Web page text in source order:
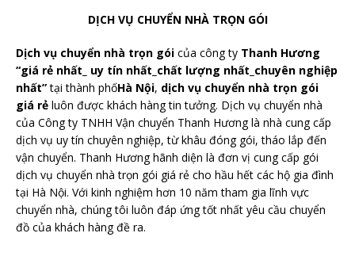
DỊCH VỤ CHUYỂN NHÀ TRỌN GÓI
Dịch vụ chuyển nhà trọn gói của công ty Thanh Hương
“giá rẻ nhất_ uy tín nhất_chất lượng nhất_chuyên nghiệp
nhất”tại thành phốHà Nội, dịch vụ chuyển nhà trọn gói
giá rẻ luôn được khách hàng tin tưởng. Dịch vụ chuyển nhà
của Công ty TNHH Vận chuyển Thanh Hương là nhà cung cấp
dịch vụ uy tín chuyên nghiệp, từ khâu đóng gói, tháo lắp đến
vận chuyển. Thanh Hương hãnh diện là đơn vị cung cấp gói
dịch vụ chuyển nhà trọn gói giá rẻ cho hầu hết các hộ gia đình
tại Hà Nội. Với kinh nghiệm hơn 10 năm tham gia lĩnh vực
chuyển nhà, chúng tôi luôn đáp ứng tốt nhất yêu cầu chuyển
đồ của khách hàng đề ra.